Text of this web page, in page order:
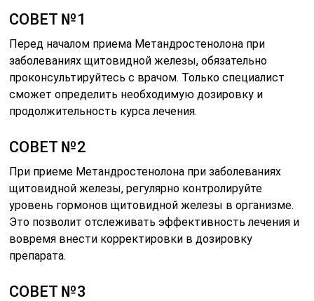
СОВЕТ №1
Перед началом приема Метандростенолона при
заболеваниях щитовидной железы, обязательно
проконсультируйтесь с врачом. Только специалист
сможет определить необходимую дозировку и
продолжительность курса лечения.
СОВЕТ №2
При приеме Метандростенолона при заболеваниях
щитовидной железы, регулярно контролируйте
уровень гормонов щитовидной железы в организме.
Это позволит отслеживать эффективность лечения и
вовремя внести корректировки в дозировку
препарата.
СОВЕТ №3